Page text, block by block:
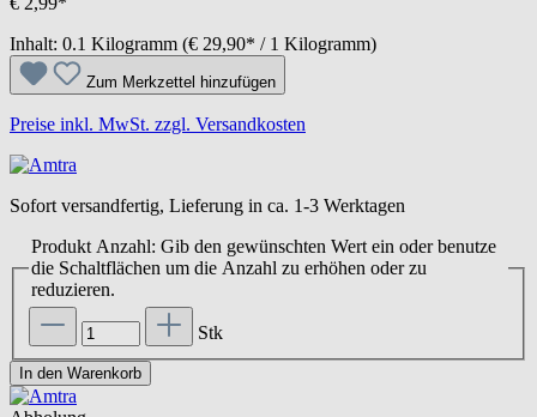
Inhalt: 0.1 Kilogramm (€ 29,90* / 1 Kilogramm)
Zum Merkzettel hinzufügen
Preise inkl. MwSt. zzgl. Versandkosten
Sofort versandfertig, Lieferung in ca. 1-3 Werktagen
Produkt Anzahl: Gib den gewünschten Wert ein oder benutze
die Schaltflächen um die Anzahl zu erhöhen oder zu
reduzieren.
Stk
In den Warenkorb